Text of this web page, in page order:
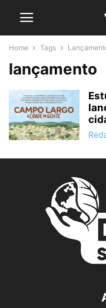
Home Tags
lançamento